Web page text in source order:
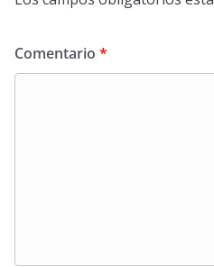
Comentario *